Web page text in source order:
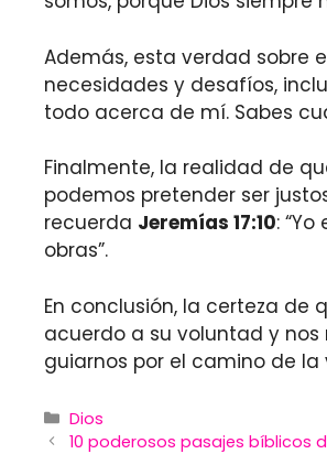
Además, esta verdad sobre
necesidades y desafíos,
todo acerca de mí. Sabes
Finalmente, la realidad de
podemos pretender ser
recuerda Jeremías 17:10:
obras”.
En conclusión, la certeza de
acuerdo a su voluntad y
guiarnos por el camino de
Categories
Dios
10 poderosos pasajes bíblicos